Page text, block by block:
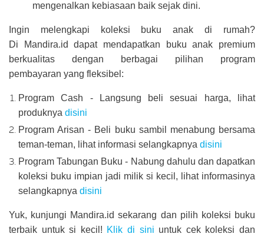
mengenalkan kebiasaan baik sejak dini.
Ingin melengkapi koleksi buku anak di rumah?
Di Mandira.id dapat mendapatkan buku anak premium
berkualitas dengan berbagai pilihan program
pembayaran yang fleksibel:
Program Cash - Langsung beli sesuai harga, lihat
produknya disini
Program Arisan - Beli buku sambil menabung bersama
teman-teman, lihat informasi selangkapnya disini
Program Tabungan Buku - Nabung dahulu dan dapatkan
koleksi buku impian jadi milik si kecil, lihat informasinya
selangkapnya disini
Yuk, kunjungi Mandira.id sekarang dan pilih koleksi buku
terbaik untuk si kecil! Klik di sini untuk cek koleksi dan